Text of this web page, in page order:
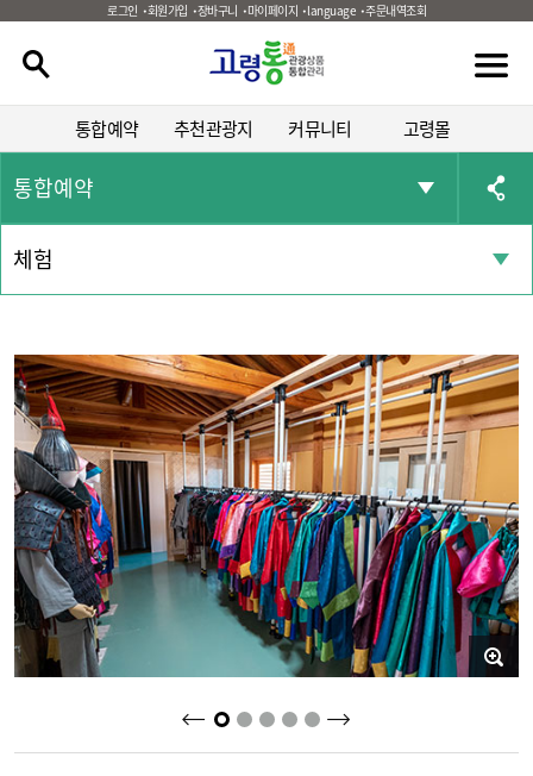
로그인 회원가입 장바구니 마이페이지 language 주문내역조회
통합예약 추천관광지 커뮤니티 고령몰
통합예약
체험
2 3 4 5